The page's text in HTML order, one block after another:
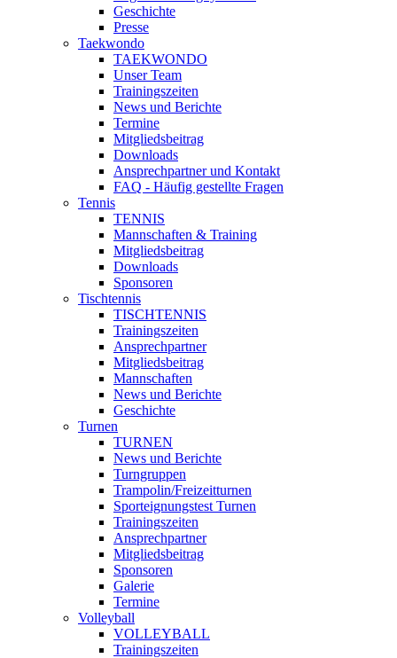
Geschichte
Presse
Taekwondo
TAEKWONDO
Unser Team
Trainingszeiten
News und Berichte
Termine
Mitgliedsbeitrag
Downloads
Ansprechpartner und Kontakt
FAQ - Häufig gestellte Fragen
Tennis
TENNIS
Mannschaften & Training
Mitgliedsbeitrag
Downloads
Sponsoren
Tischtennis
TISCHTENNIS
Trainingszeiten
Ansprechpartner
Mitgliedsbeitrag
Mannschaften
News und Berichte
Geschichte
Turnen
TURNEN
News und Berichte
Turngruppen
Trampolin/Freizeitturnen
Sporteignungstest Turnen
Trainingszeiten
Ansprechpartner
Mitgliedsbeitrag
Sponsoren
Galerie
Termine
Volleyball
VOLLEYBALL
Trainingszeiten